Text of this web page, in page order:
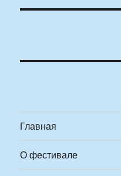
Главная
О фестивале